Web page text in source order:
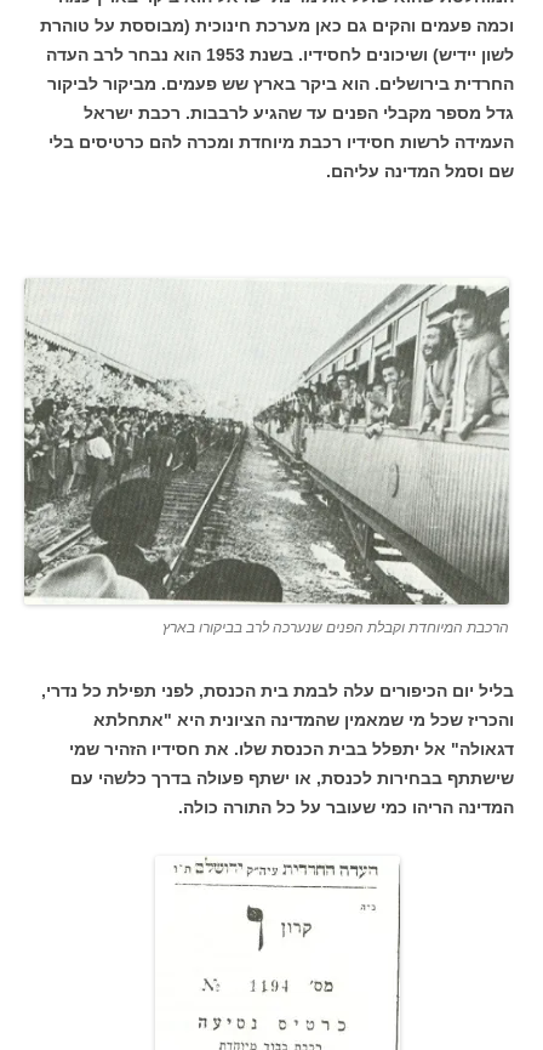
וכמה פעמים והקים גם כאן מערכת חינוכית (מבוססת על טוהרת
לשון יידיש) ושיכונים לחסידיו. בשנת 1953 הוא נבחר לרב העדה
החרדית בירושלים. הוא ביקר בארץ שש פעמים. מביקור לביקור
גדל מספר מקבלי הפנים עד שהגיע לרבבות. רכבת ישראל
העמידה לרשות חסידיו רכבת מיוחדת ומכרה להם כרטיסים בלי
שם וסמל המדינה עליהם.
הרכבת המיוחדת וקבלת הפנים שנערכה לרב בביקורו בארץ
בליל יום הכיפורים עלה לבמת בית הכנסת, לפני תפילת כל נדרי,
והכריז שכל מי שמאמין שהמדינה הציונית היא "אתחלתא
דגאולה" אל יתפלל בבית הכנסת שלו. את חסידיו הזהיר שמי
שישתתף בבחירות לכנסת, או ישתף פעולה בדרך כלשהי עם
המדינה הריהו כמי שעובר על כל התורה כולה.